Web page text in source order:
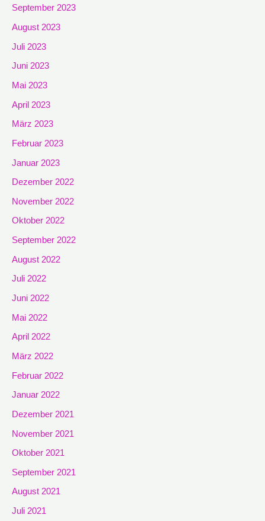
September 2023
August 2023
Juli 2023
Juni 2023
Mai 2023
April 2023
März 2023
Februar 2023
Januar 2023
Dezember 2022
November 2022
Oktober 2022
September 2022
August 2022
Juli 2022
Juni 2022
Mai 2022
April 2022
März 2022
Februar 2022
Januar 2022
Dezember 2021
November 2021
Oktober 2021
September 2021
August 2021
Juli 2021